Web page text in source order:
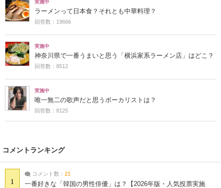
実施中
ラーメンって日本食？それとも中華料理？
回答数：19666
実施中
神奈川県で一番うまいと思う「横浜家系ラーメン店」はどこ？
回答数：8512
実施中
唯一無二の歌声だと思うボーカリストは？
回答数：8125
コメントランキング
1
コメント数： 21
一番好きな「韓国の男性俳優」は？【2026年版・人気投票実施